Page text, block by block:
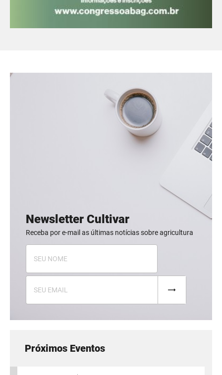
Newsletter Cultivar
Receba por e-mail as últimas notícias sobre agricultura
Próximos Eventos